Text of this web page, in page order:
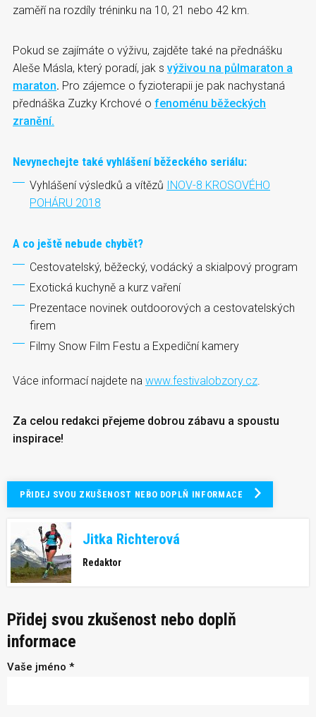
zaměří na rozdíly tréninku na 10, 21 nebo 42 km.
Pokud se zajímáte o výživu, zajděte také na přednášku
Aleše Másla, který poradí, jak s výživou na půlmaraton a
maraton. Pro zájemce o fyzioterapii je pak nachystaná
přednáška Zuzky Krchové o fenoménu běžeckých
zranění.
Nevynechejte také vyhlášení běžeckého seriálu:
Vyhlášení výsledků a vítězů INOV-8 KROSOVÉHO
POHÁRU 2018
A co ještě nebude chybět?
Cestovatelský, běžecký, vodácký a skialpový program
Exotická kuchyně a kurz vaření
Prezentace novinek outdoorových a cestovatelských
firem
Filmy Snow Film Festu a Expediční kamery
Váce informací najdete na www.festivalobzory.cz
Za celou redakci přejeme dobrou zábavu a spoustu
inspirace!
PŘIDEJ SVOU ZKUŠENOST NEBO DOPLŇ INFORMACE
Jitka Richterová
Redaktor
Přidej svou zkušenost nebo doplň
informace
Vaše jméno *